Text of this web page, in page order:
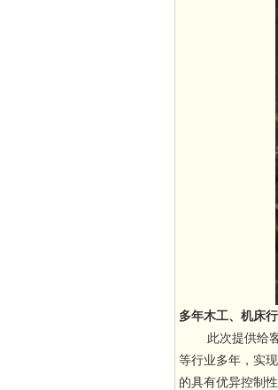
多年木工、机床
此次提供给客
等行业多年，实
的具有优异控制